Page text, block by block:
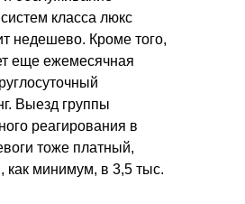
класса люкс
недешево. Кроме того,
еще ежемесячная
Выезд группы
реагирования в
тоже платный,
как минимум, в 3,5 тыс.